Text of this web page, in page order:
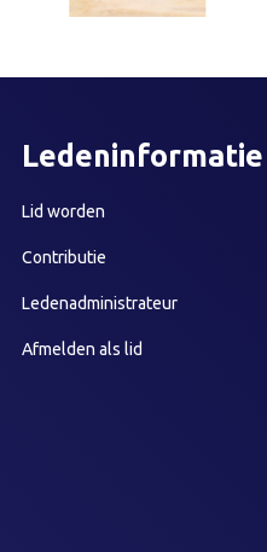
Ledeninformatie
Lid worden
Contributie
Ledenadministrateur
Afmelden als lid